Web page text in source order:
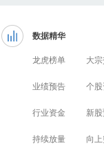
数据精华
龙虎榜单 大
业绩预告 个股
行业资金 新
持续放量 向